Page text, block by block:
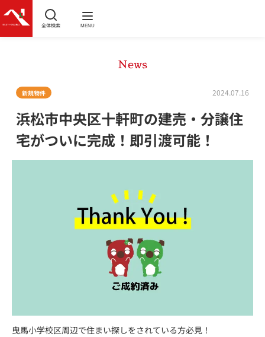
全体検索 MENU
News
新規物件 2024.07.16
浜松市中央区十軒町の建売・分譲住
宅がついに完成！即引渡可能！
曳馬小学校区周辺で住まい探しをされている方必見！